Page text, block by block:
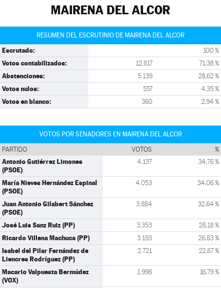
MAIRENA DEL ALCOR
RESUMEN DEL ESCRUTINIO DE MAIRENA DEL ALCOR
Escrutado: 100 %
Votos contabilizados: 12.817 71,38 %
Abstenciones: 5.139 28,62 %
Votos nulos: 557 4,35 %
Votos en blanco: 360 2,94 %
VOTOS POR SENADORES EN MAIRENA DEL ALCOR
PARTIDO VOTOS %
Antonio Gutiérrez Limones
(PSOE)
4.137 34,76 %
María Nieves Hernández Espinal
(PSOE)
4.053 34,06 %
Juan Antonio Gilabert Sánchez
(PSOE)
3.884 32,64 %
José Luis Sanz Ruiz (PP) 3.353 28,18 %
Ricardo Villena Machuca (PP) 3.193 26,83 %
Isabel del Pilar Fernández de
Liencres Rodríguez (PP)
2.721 22,87 %
Macario Valpuesta Bermúdez
(VOX)
1.998 16,79 %